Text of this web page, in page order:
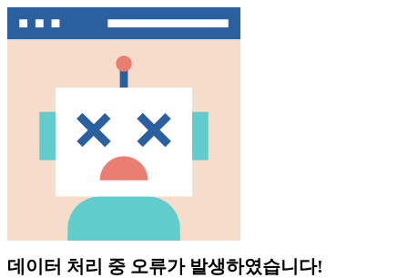
데이터 처리 중 오류가 발생하였습니다!